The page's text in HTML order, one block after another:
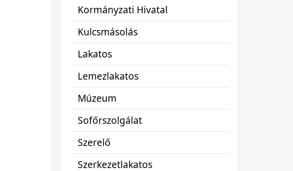
Kormányzati Hivatal
Kulcsmásolás
Lakatos
Lemezlakatos
Múzeum
Sofőrszolgálat
Szerelő
Szerkezetlakatos